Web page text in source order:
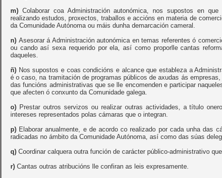
m) Colaborar coa Administración autonómica, nos supostos en
realizando estudos, proxectos, traballos e accións en materia de
da Comunidade Autónoma ou máis dunha demarcación cameral.
n) Asesorar á Administración autonómica en temas referentes ó
ou cando así sexa requerido por ela, así como proporlle cantas
daqueles.
ñ) Nos supostos e coas condicións e alcance que estableza a
é o caso, na tramitación de programas públicos de axudas ás
das funcións administrativas que se lle encomenden e participar
que afecten ó conxunto da Comunidade galega.
o) Prestar outros servizos ou realizar outras actividades, a título
intereses representados polas cámaras que o integran.
p) Elaborar anualmente, e de acordo co realizado por cada unha das
radicadas no ámbito da Comunidade Autónoma, así como das súas
q) Coordinar calquera outra función de carácter público-administrativo
r) Cantas outras atribucións lle confiran as leis expresamente.